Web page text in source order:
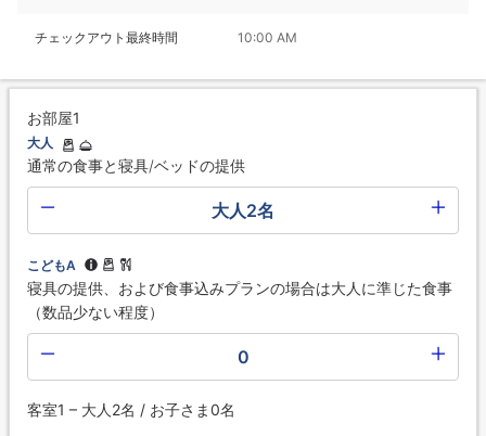
チェックアウト最終時間 10:00 AM
お部屋1
大人
通常の食事と寝具/ベッドの提供
大人2名
こどもA
寝具の提供、および食事込みプランの場合は大人に準じた食事
（数品少ない程度）
0
客室1 – 大人2名 / お子さま0名